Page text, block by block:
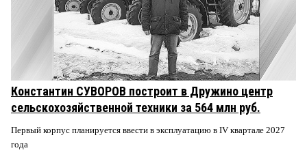
Константин СУВОРОВ построит в Дружино центр
сельскохозяйственной техники за 564 млн руб.
Первый корпус планируется ввести в эксплуатацию в IV квартале 2027
года